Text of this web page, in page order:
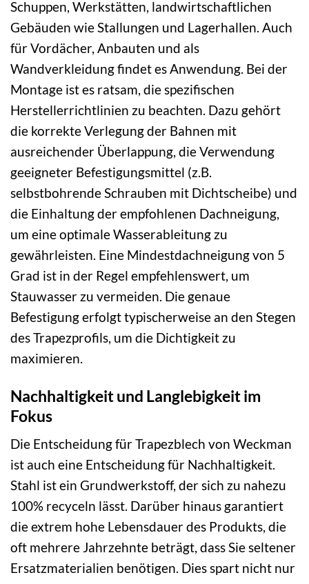
Schuppen, Werkstätten, landwirtschaftlichen
Gebäuden wie Stallungen und Lagerhallen. Auch
für Vordächer, Anbauten und als
Wandverkleidung findet es Anwendung. Bei der
Montage ist es ratsam, die spezifischen
Herstellerrichtlinien zu beachten. Dazu gehört
die korrekte Verlegung der Bahnen mit
ausreichender Überlappung, die Verwendung
geeigneter Befestigungsmittel (z.B.
selbstbohrende Schrauben mit Dichtscheibe) und
die Einhaltung der empfohlenen Dachneigung,
um eine optimale Wasserableitung zu
gewährleisten. Eine Mindestdachneigung von 5
Grad ist in der Regel empfehlenswert, um
Stauwasser zu vermeiden. Die genaue
Befestigung erfolgt typischerweise an den Stegen
des Trapezprofils, um die Dichtigkeit zu
maximieren.
Nachhaltigkeit und Langlebigkeit im
Fokus
Die Entscheidung für Trapezblech von Weckman
ist auch eine Entscheidung für Nachhaltigkeit.
Stahl ist ein Grundwerkstoff, der sich zu nahezu
100% recyceln lässt. Darüber hinaus garantiert
die extrem hohe Lebensdauer des Produkts, die
oft mehrere Jahrzehnte beträgt, dass Sie seltener
Ersatzmaterialien benötigen. Dies spart nicht nur